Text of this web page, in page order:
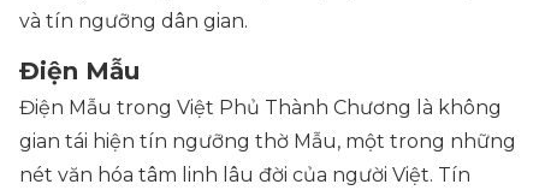
và tín ngưỡng dân gian.
Điện Mẫu
Điện Mẫu trong Việt Phủ Thành Chương là không
gian tái hiện tín ngưỡng thờ Mẫu, một trong những
nét văn hóa tâm linh lâu đời của người Việt. Tín